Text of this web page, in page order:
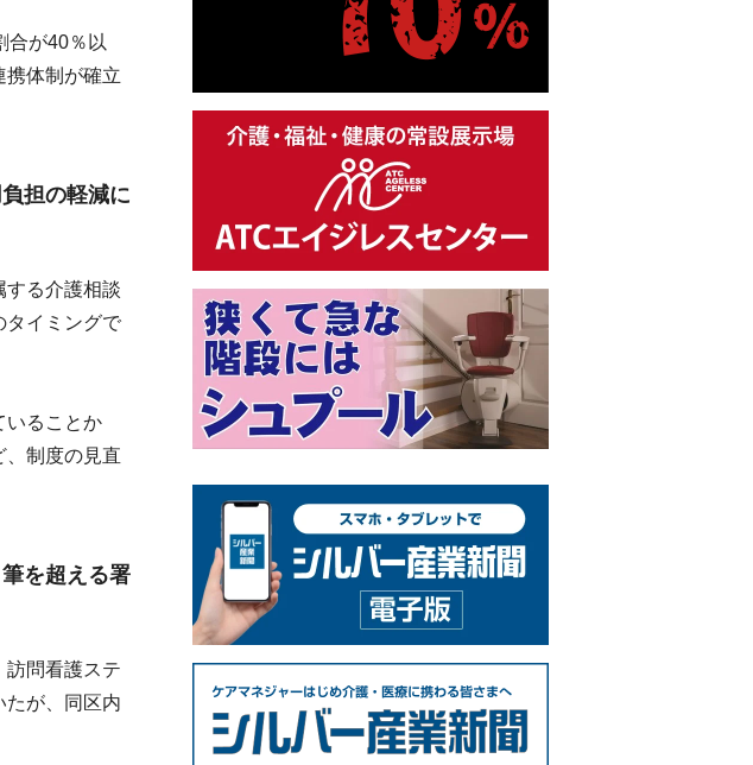
が40％以
携体制が確立
担の軽減に
る介護相談
タイミングで
いることか
、制度の見直
を超える署
問看護ステ
たが、同区内